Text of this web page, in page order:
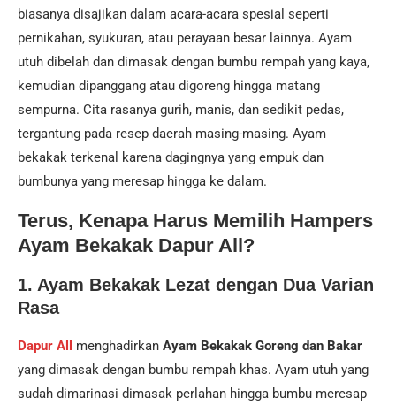
biasanya disajikan dalam acara-acara spesial seperti
pernikahan, syukuran, atau perayaan besar lainnya. Ayam
utuh dibelah dan dimasak dengan bumbu rempah yang kaya,
kemudian dipanggang atau digoreng hingga matang
sempurna. Cita rasanya gurih, manis, dan sedikit pedas,
tergantung pada resep daerah masing-masing. Ayam
bekakak terkenal karena dagingnya yang empuk dan
bumbunya yang meresap hingga ke dalam.
Terus, Kenapa Harus Memilih Hampers
Ayam Bekakak Dapur All?
1. Ayam Bekakak Lezat dengan Dua Varian
Rasa
Dapur All menghadirkan Ayam Bekakak Goreng dan Bakar
yang dimasak dengan bumbu rempah khas. Ayam utuh yang
sudah dimarinasi dimasak perlahan hingga bumbu meresap